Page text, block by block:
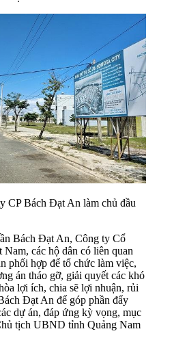
CP Bách Đạt An làm chủ đầu
Bách Đạt An, Công ty Cổ
các hộ dân có liên quan
phối hợp để tổ chức làm việc,
án tháo gỡ, giải quyết các khó
lợi ích, chia sẽ lợi nhuận, rủi
Đạt An để góp phần đẩy
dự án, đáp ứng kỳ vọng, mục
tịch UBND tỉnh Quảng Nam